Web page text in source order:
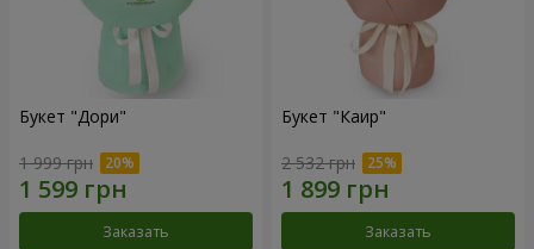
Букет "Дори"
1 999 грн
Заказать
Букет "Каир"
2 532 грн
Заказать